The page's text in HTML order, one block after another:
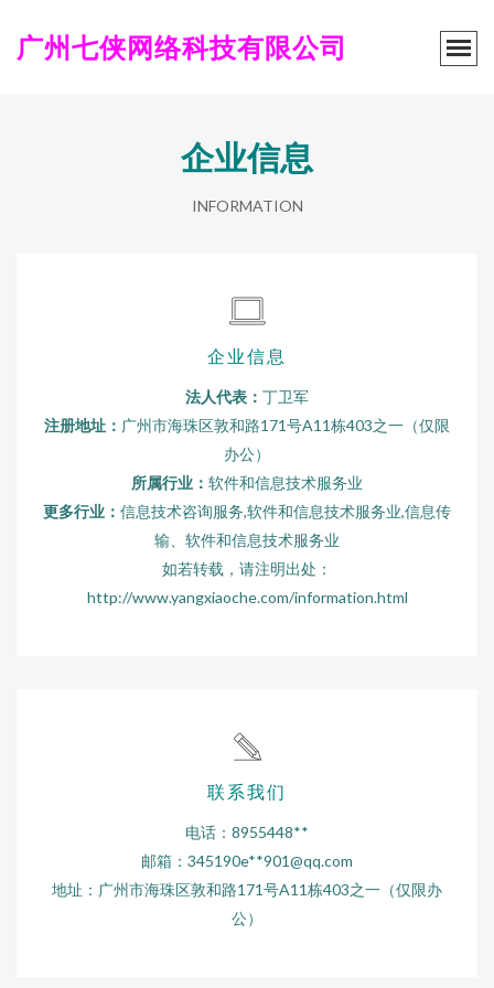
广州七侠网络科技有限公司
企业信息
INFORMATION
企业信息
法人代表： 丁卫军
注册地址： 广州市海珠区敦和路171号A11栋403之一（仅限
办公）
所属行业： 软件和信息技术服务业
更多行业： 信息技术咨询服务,软件和信息技术服务业,信息传
输、软件和信息技术服务业
如若转载，请注明出处：
http://www.yangxiaoche.com/information.html
联系我们
电话：8955448**
邮箱：345190e**901@qq.com
地址：广州市海珠区敦和路171号A11栋403之一（仅限办
公）